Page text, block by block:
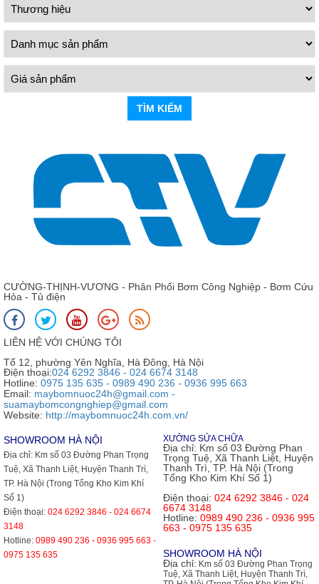
TÌM KIẾM
CƯỜNG-THỊNH-VƯƠNG - Phân Phối Bơm Công Nghiệp - Bơm Cứu
Hỏa - Tủ điện
LIÊN HỆ VỚI CHÚNG TÔI
Tổ 12, phường Yên Nghĩa, Hà Đông, Hà Nội
Điện thoại:024 6292 3846 - 024 6674 3148
Hotline: 0975 135 635 - 0989 490 236 - 0936 995 663
Email: maybomnuoc24h@gmail.com -
suamaybomcongnghiep@gmail.com
Website: http://maybomnuoc24h.com.vn/
SHOWROOM HÀ NỘI
Địa chỉ: Km số 03 Đường Phan Trọng
Tuệ, Xã Thanh Liệt, Huyện Thanh Trì,
TP. Hà Nội (Trong Tổng Kho Kim Khí
Số 1)
Điện thoại: 024 6292 3846 - 024 6674
3148
Hotline: 0989 490 236 - 0936 995 663 -
0975 135 635
XƯỞNG SỬA CHỮA
Địa chỉ: Km số 03 Đường Phan
Trọng Tuệ, Xã Thanh Liệt, Huyện
Thanh Trì, TP. Hà Nội (Trong
Tổng Kho Kim Khí Số 1)
Điện thoại: 024 6292 3846 - 024
6674 3148
Hotline: 0989 490 236 - 0936 995
663 - 0975 135 635
SHOWROOM HÀ NỘI
Địa chỉ: Km số 03 Đường Phan Trọng
Tuệ, Xã Thanh Liệt, Huyện Thanh Trì,